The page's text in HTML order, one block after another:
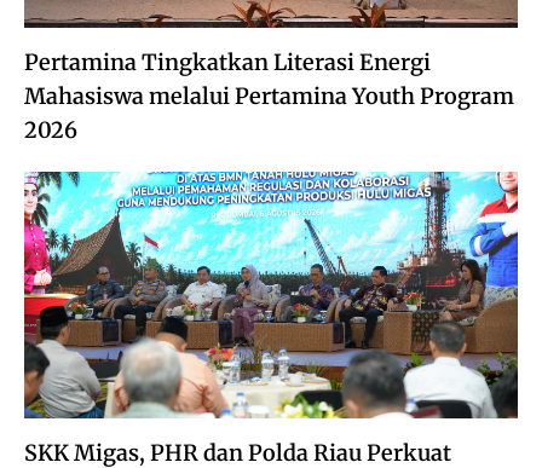
Pertamina Tingkatkan Literasi Energi
Mahasiswa melalui Pertamina Youth Program
2026
SKK Migas, PHR dan Polda Riau Perkuat